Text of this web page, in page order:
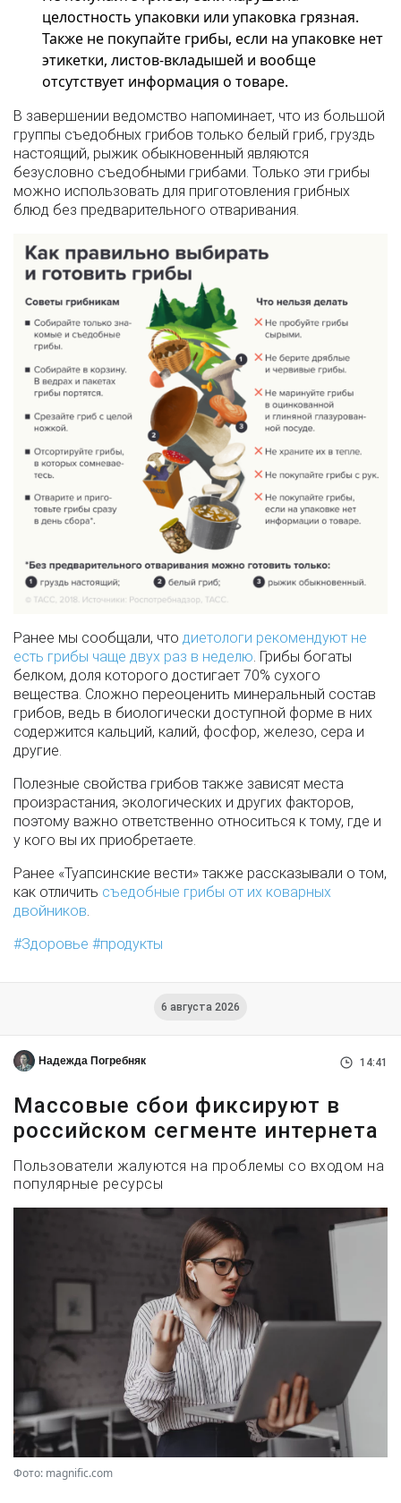
целостность упаковки или упаковка грязная.
Также не покупайте грибы, если на упаковке нет
этикетки, листов-вкладышей и вообще
отсутствует информация о товаре.
В завершении ведомство напоминает, что из большой
группы съедобных грибов только белый гриб, груздь
настоящий, рыжик обыкновенный являются
безусловно съедобными грибами. Только эти грибы
можно использовать для приготовления грибных
блюд без предварительного отваривания.
Ранее мы сообщали, что диетологи рекомендуют не
есть грибы чаще двух раз в неделю. Грибы богаты
белком, доля которого достигает 70% сухого
вещества. Сложно переоценить минеральный состав
грибов, ведь в биологически доступной форме в них
содержится кальций, калий, фосфор, железо, сера и
другие.
Полезные свойства грибов также зависят места
произрастания, экологических и других факторов,
поэтому важно ответственно относиться к тому, где и
у кого вы их приобретаете.
Ранее «Туапсинские вести» также рассказывали о том,
как отличить съедобные грибы от их коварных
двойников.
Здоровье
продукты
6 августа 2026
Надежда Погребняк 14:41
Массовые сбои фиксируют в
российском сегменте интернета
Пользователи жалуются на проблемы со входом на
популярные ресурсы
Фото: magnific.com